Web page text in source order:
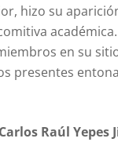
hizo su
en su
presentes
Raúl Yepes